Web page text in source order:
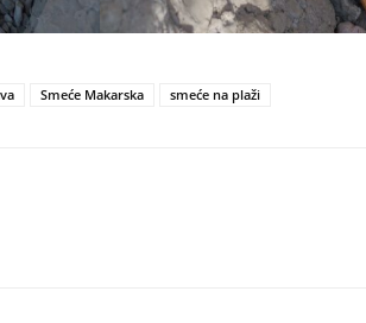
Smeće Makarska smeće na plaži